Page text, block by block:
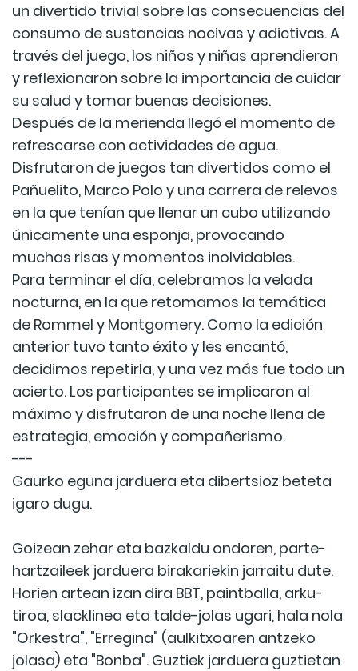
un divertido trivial sobre las consecuencias del
consumo de sustancias nocivas y adictivas. A
través del juego, los niños y niñas aprendieron
y reflexionaron sobre la importancia de cuidar
su salud y tomar buenas decisiones.
Después de la merienda llegó el momento de
refrescarse con actividades de agua.
Disfrutaron de juegos tan divertidos como el
Pañuelito, Marco Polo y una carrera de relevos
en la que tenían que llenar un cubo utilizando
únicamente una esponja, provocando
muchas risas y momentos inolvidables.
Para terminar el día, celebramos la velada
nocturna, en la que retomamos la temática
de Rommel y Montgomery. Como la edición
anterior tuvo tanto éxito y les encantó,
decidimos repetirla, y una vez más fue todo un
acierto. Los participantes se implicaron al
máximo y disfrutaron de una noche llena de
estrategia, emoción y compañerismo.
---
Gaurko eguna jarduera eta dibertsioz beteta
igaro dugu.
Goizean zehar eta bazkaldu ondoren, parte-
hartzaileek jarduera birakariekin jarraitu dute.
Horien artean izan dira BBT, paintballa, arku-
tiroa, slacklinea eta talde-jolas ugari, hala nola
"Orkestra", "Erregina" (aulkitxoaren antzeko
jolasa) eta "Bonba". Guztiek jarduera guztietan